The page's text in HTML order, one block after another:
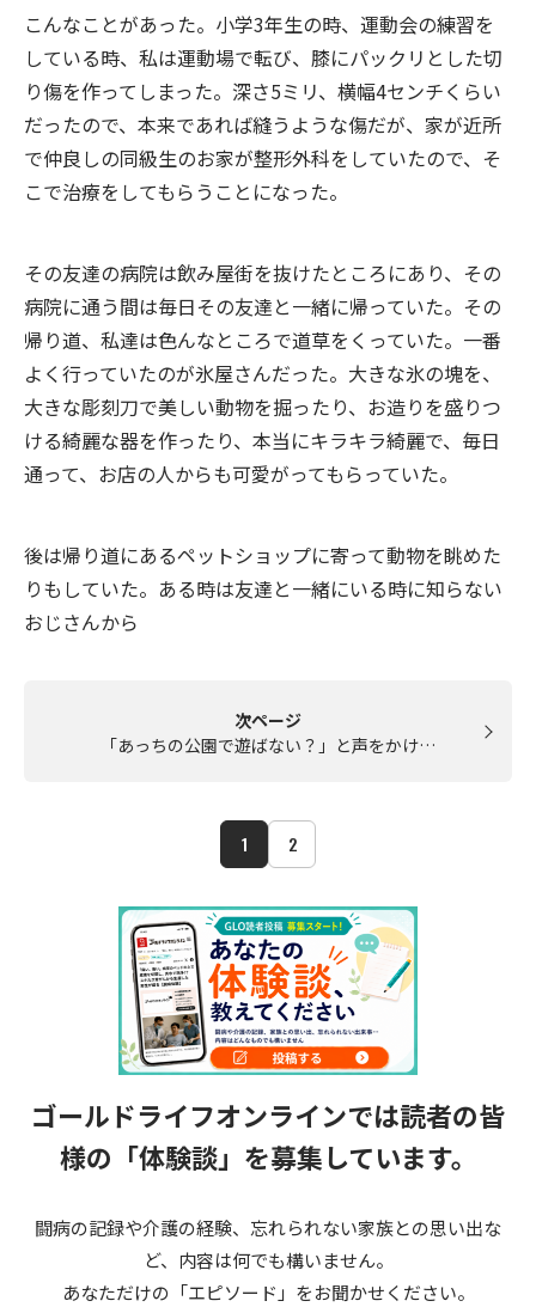
こんなことがあった。小学3年生の時、運動会の練習を
している時、私は運動場で転び、膝にパックリとした切
り傷を作ってしまった。深さ5ミリ、横幅4センチくらい
だったので、本来であれば縫うような傷だが、家が近所
で仲良しの同級生のお家が整形外科をしていたので、そ
こで治療をしてもらうことになった。
その友達の病院は飲み屋街を抜けたところにあり、その
病院に通う間は毎日その友達と一緒に帰っていた。その
帰り道、私達は色んなところで道草をくっていた。一番
よく行っていたのが氷屋さんだった。大きな氷の塊を、
大きな彫刻刀で美しい動物を掘ったり、お造りを盛りつ
ける綺麗な器を作ったり、本当にキラキラ綺麗で、毎日
通って、お店の人からも可愛がってもらっていた。
後は帰り道にあるペットショップに寄って動物を眺めた
りもしていた。ある時は友達と一緒にいる時に知らない
おじさんから
次ページ
「あっちの公園で遊ばない？」と声をかけ…
1 2
ゴールドライフオンラインでは読者の皆
様の 「体験談」を募集しています。
闘病の記録や介護の経験、忘れられない家族との思い出な
ど、内容は何でも構いません。
あなただけの「エピソード」をお聞かせください。